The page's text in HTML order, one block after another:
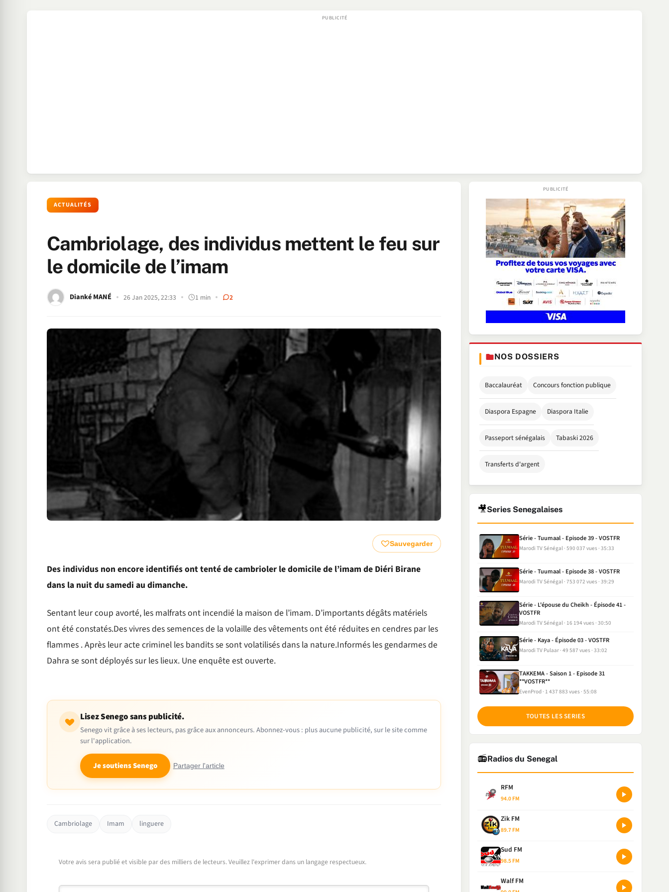
ACTUALITÉS
Cambriolage, des individus mettent le feu sur
le domicile de l’imam
Dianké MANÉ 26 Jan 2025, 22:33 1 min 2
Sauvegarder
Des individus non encore identifiés ont tenté de cambrioler le domicile de l’imam de Diéri Birane
dans la nuit du samedi au dimanche.
Sentant leur coup avorté, les malfrats ont incendié la maison de l’imam. D’importants dégâts matériels
ont été constatés.Des vivres des semences de la volaille des vêtements ont été réduites en cendres par les
flammes . Après leur acte criminel les bandits se sont volatilisés dans la nature.Informés les gendarmes de
Dahra se sont déployés sur les lieux. Une enquête est ouverte.
Lisez Senego sans publicité.
Senego vit grâce à ses lecteurs, pas grâce aux annonceurs. Abonnez-vous : plus aucune publicité, sur le site comme
sur l'application.
Je soutiens Senego Partager l'article
Cambriolage Imam linguere
Votre avis sera publié et visible par des milliers de lecteurs. Veuillez l'exprimer dans un langage respectueux.
NOS DOSSIERS
Baccalauréat Concours fonction publique
Diaspora Espagne Diaspora Italie
Passeport sénégalais Tabaski 2026
Transferts d'argent
🎥Series Senegalaises
Série - Tuumaal - Episode 39 - VOSTFR
Marodi TV Sénégal 590 037 vues 35:33
Série - Tuumaal - Episode 38 - VOSTFR
Marodi TV Sénégal 753 072 vues 39:29
Série - L'épouse du Cheikh - Épisode 41 -
VOSTFR
Marodi TV Sénégal 16 194 vues 30:50
Série - Kaya - Épisode 03 - VOSTFR
Marodi TV Pulaar 49 587 vues 33:02
TAKKEMA - Saison 1 - Episode 31
**VOSTFR**
EvenProd 1 437 883 vues 55:08
TOUTES LES SERIES
📻Radios du Senegal
RFM
94.0 FM
Zik FM
89.7 FM
Sud FM
98.5 FM
Walf FM